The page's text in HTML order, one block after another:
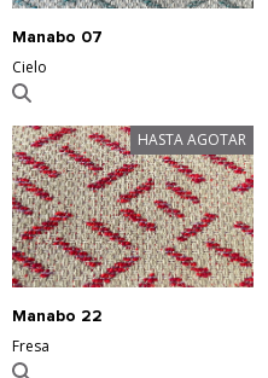
Manabo 07
Cielo
HASTA AGOTAR
Manabo 22
Fresa